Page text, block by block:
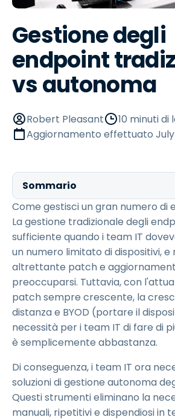
Gestione degli
endpoint
vs autonoma
Robert Pleasant
10 minuti di
Aggiornamento effettuato
Sommario
Come gestisci un gran numero di
La gestione tradizionale degli
sufficiente quando i team IT
un numero limitato di dispositivi, e
altrettante patch e
preoccuparsi. Tuttavia, con
patch sempre crescente, la
distanza e BYOD (portare il
necessità per i team IT di fare di
è semplicemente abbastanza.
Di conseguenza, i team IT ora
soluzioni di gestione autonoma
Questi strumenti eliminano la
manuali, ripetitivi e dispendiosi in